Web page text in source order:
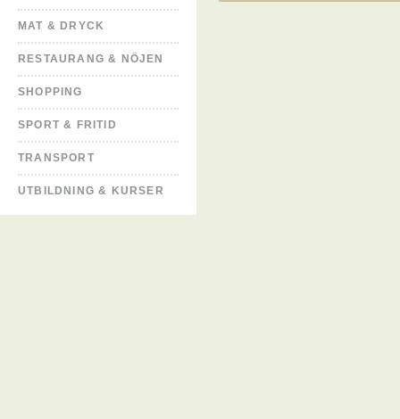
MAT & DRYCK
RESTAURANG & NÖJEN
SHOPPING
SPORT & FRITID
TRANSPORT
UTBILDNING & KURSER